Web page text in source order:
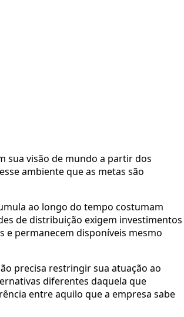
sua visão de mundo a partir dos
ambiente que as metas são
ao longo do tempo costumam
de distribuição exigem investimentos
e permanecem disponíveis mesmo
precisa restringir sua atuação ao
diferentes daquela que
entre aquilo que a empresa sabe